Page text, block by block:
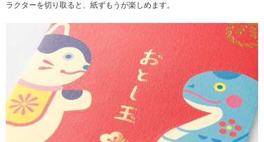
ラクターを切り取ると、紙ずもうが楽しめます。